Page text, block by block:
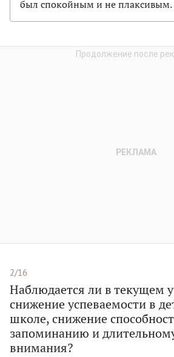
был спокойным и не плаксивым.
2/16
Наблюдается ли в текущем
снижение успеваемости в
школе, снижение
запоминанию и
внимания?